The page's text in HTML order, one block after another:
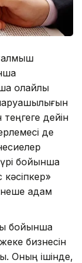
қолайлы
дейін
де
бойынша
адам
бойынша
бизнесін
Оның ішінде,